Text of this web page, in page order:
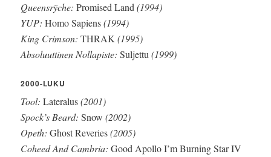
Queensrÿche:Promised Land(1994)
YUP:Homo Sapiens(1994)
King Crimson:THRAK(1995)
Absoluuttinen Nollapiste:Suljettu(1999)
2000-LUKU
Tool:Lateralus(2001)
Spock’s Beard:Snow (2002)
Opeth:Ghost Reveries(2005)
Coheed And Cambria:Good Apollo I’m Burning Star IV